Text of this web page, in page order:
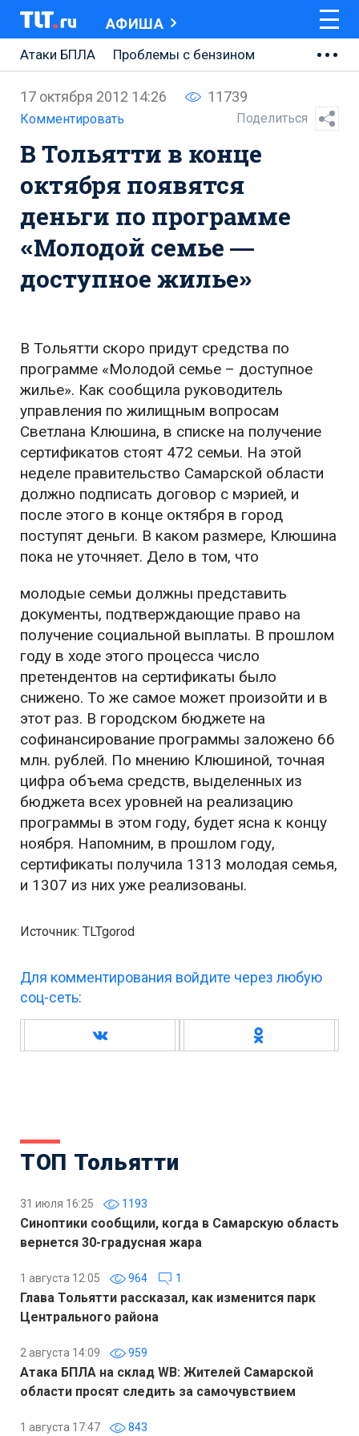
АФИША
Атаки БПЛА
Проблемы с бензином
АВТОВАЗ
Ремонт Центральной площади
Ремонт Обводного шоссе
Набережная Тольятти
Неделя Тольятти
17 октября 2012 14:26 11739
Комментировать Поделиться
В Тольятти в конце
октября появятся
деньги по программе
«Молодой семье —
доступное жилье»
В Тольятти скоро придут средства по
программе «Молодой семье – доступное
жилье». Как сообщила руководитель
управления по жилищным вопросам
Светлана Клюшина, в списке на получение
сертификатов стоят 472 семьи. На этой
неделе правительство Самарской области
должно подписать договор с мэрией, и
после этого в конце октября в город
поступят деньги. В каком размере, Клюшина
пока не уточняет. Дело в том, что
молодые семьи должны представить
документы, подтверждающие право на
получение социальной выплаты. В прошлом
году в ходе этого процесса число
претендентов на сертификаты было
снижено. То же самое может произойти и в
этот раз. В городском бюджете на
софинансирование программы заложено 66
млн. рублей. По мнению Клюшиной, точная
цифра объема средств, выделенных из
бюджета всех уровней на реализацию
программы в этом году, будет ясна к концу
ноября. Напомним, в прошлом году,
сертификаты получила 1313 молодая семья,
и 1307 из них уже реализованы.
Источник: TLTgorod
Для комментирования войдите через любую
соц-сеть:
ТОП Тольятти
31 июля 16:25 1193
Синоптики сообщили, когда в Самарскую область
вернется 30-градусная жара
1 августа 12:05 964 1
Глава Тольятти рассказал, как изменится парк
Центрального района
2 августа 14:09 959
Атака БПЛА на склад WB: Жителей Самарской
области просят следить за самочувствием
1 августа 17:47 843